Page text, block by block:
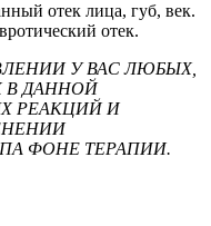
отек лица, губ, век.
отек.
У ВАС ЛЮБЫХ,
В ДАННОЙ
РЕАКЦИЙ И
ФОНЕ ТЕРАПИИ.